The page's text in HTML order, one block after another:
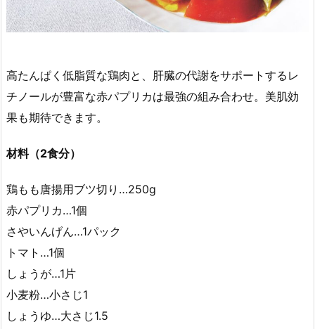
高たんぱく低脂質な鶏肉と、肝臓の代謝をサポートするレ
チノールが豊富な赤パプリカは最強の組み合わせ。美肌効
果も期待できます。
材料（2食分）
鶏もも唐揚用ブツ切り…250g
赤パプリカ…1個
さやいんげん…1パック
トマト…1個
しょうが…1片
小麦粉…小さじ1
しょうゆ…大さじ1.5